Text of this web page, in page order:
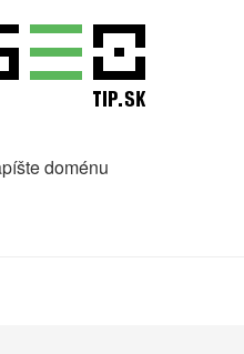
doménu